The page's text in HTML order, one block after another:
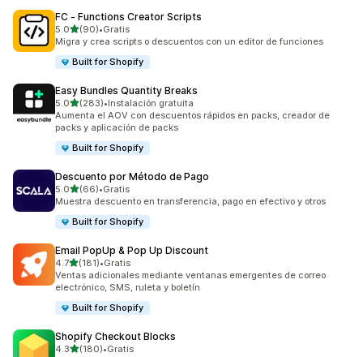
FC ‑ Functions Creator Scripts
5.0de 5 estrellas
(90)
90 reseñas en total
•Gratis
Migra y crea scripts o descuentos con un editor de funciones
Built for Shopify
Easy Bundles Quantity Breaks
5.0de 5 estrellas
(283)
283 reseñas en total
•Instalación gratuita
Aumenta el AOV con descuentos rápidos en packs, creador de
packs y aplicación de packs
Built for Shopify
Descuento por Método de Pago
5.0de 5 estrellas
(66)
66 reseñas en total
•Gratis
Muestra descuento en transferencia, pago en efectivo y otros
Built for Shopify
Email PopUp & Pop Up Discount
4.7de 5 estrellas
(181)
181 reseñas en total
•Gratis
Ventas adicionales mediante ventanas emergentes de correo
electrónico, SMS, ruleta y boletín
Built for Shopify
Shopify Checkout Blocks
4.3de 5 estrellas
(180)
180 reseñas en total
•Gratis